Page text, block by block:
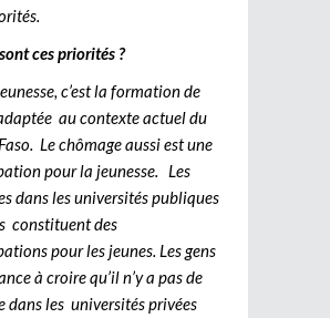
ces priorités ?
c’est la formation de
au contexte actuel du
Le chômage aussi est une
pour la jeunesse. Les
dans les universités publiques
constituent des
pour les jeunes. Les gens
à croire qu’il n’y a pas de
dans les universités privées